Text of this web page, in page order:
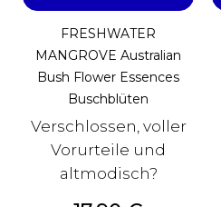
FRESHWATER
MANGROVE Australian
Bush Flower Essences
Buschblüten
Verschlossen, voller
Vorurteile und
altmodisch?